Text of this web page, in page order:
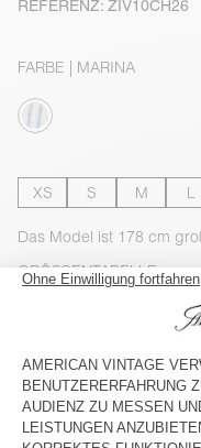
REFERENZ: ZIV10CH26
FARBE | MARINA
XS S M L
Das Model ist 178 cm
GRÖSSENTABELLE
Voraussichtliche
IN